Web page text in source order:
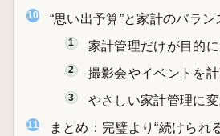
“思い出予算”と家計のバラン
家計管理だけが目的
撮影会やイベントを
やさしい家計管理に
まとめ：完璧より“続けられ